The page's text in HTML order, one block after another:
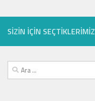
SIZIN IÇIN SEÇTIKLERIMIZ
Arama: